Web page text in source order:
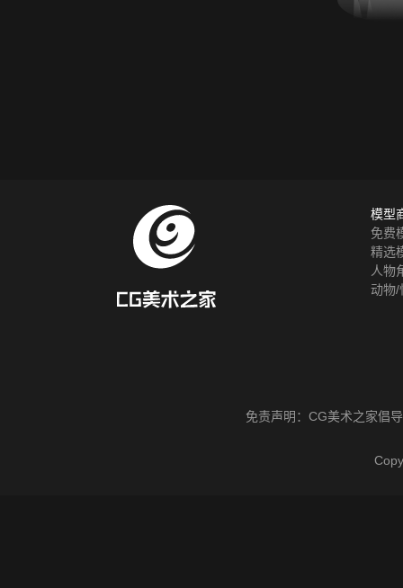
模型
免费
精选
人物
动物/
免责声明： CG美术之家倡